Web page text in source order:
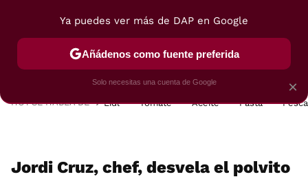
POSTRES VIAJES SELECCIÓN VEGUI
HOY SE HABLA DE Lidl Tomate Aceite Pasta
Jordi Cruz, chef, desvela el polvito
×
Ya puedes ver más de DAP en Google
Añádenos como fuente preferida
Solo necesitas una cuenta de Google